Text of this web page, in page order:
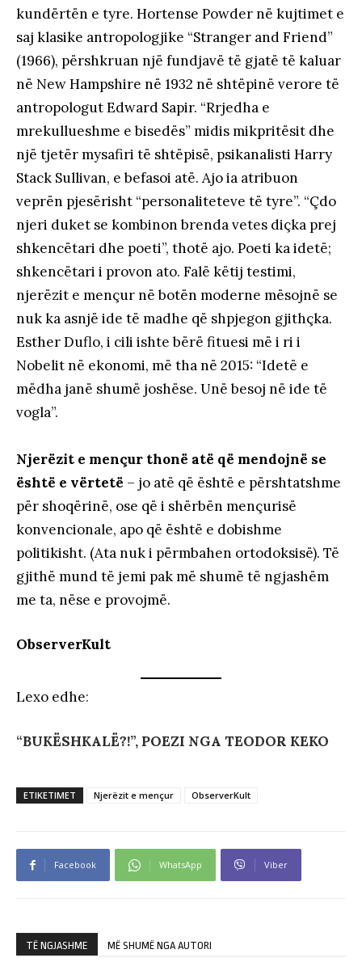
kundërtën e tyre. Hortense Powder në kujtimet e
saj klasike antropologjike “Stranger and Friend”
(1966), përshkruan një fundjavë të gjatë të kaluar
në New Hampshire në 1932 në shtëpinë verore të
antropologut Edward Sapir. “Rrjedha e
mrekullueshme e bisedës” midis mikpritësit dhe
një tjetër mysafiri të shtëpisë, psikanalisti Harry
Stack Sullivan, e befasoi atë. Ajo ia atribuon
veprën pjesërisht “personaliteteve të tyre”. “Çdo
njeri duket se kombinon brenda vetes diçka prej
shkencëtari dhe poeti”, thotë ajo. Poeti ka idetë;
shkencëtari i provon ato. Falë këtij testimi,
njerëzit e mençur në botën moderne mësojnë se
nuk ka asnjë ide të madhe që shpjegon gjithçka.
Esther Duflo, i cili ishte bërë fituesi më i ri i
Nobelit në ekonomi, më tha në 2015: “Idetë e
mëdha janë shumë joshëse. Unë besoj në ide të
vogla”.
Njerëzit e mençur thonë atë që mendojnë se
është e vërtetë – jo atë që është e përshtatshme
për shoqërinë, ose që i shërbën mençurisë
konvencionale, apo që është e dobishme
politikisht. (Ata nuk i përmbahen ortodoksisë). Të
gjithë mund të jemi pak më shumë të ngjashëm
me ta, nëse e provojmë.
ObserverKult
Lexo edhe:
“BUKËSHKALË?!”, POEZI NGA TEODOR KEKO
ETIKETIMET Njerëzit e mençur ObserverKult
Facebook WhatsApp Viber
TË NGJASHME MË SHUMË NGA AUTORI